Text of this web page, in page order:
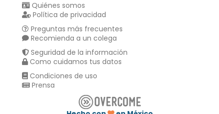
Quiénes somos
Política de privacidad
Preguntas más frecuentes
Recomienda a un colega
Seguridad de la información
Como cuidamos tus datos
Condiciones de uso
Prensa